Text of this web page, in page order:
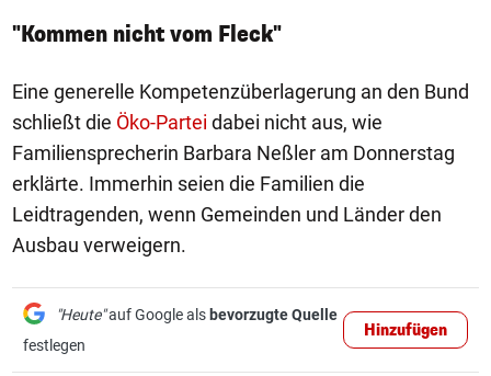
"Kommen nicht vom Fleck"
Eine generelle Kompetenzüberlagerung an den Bund
schließt die Öko-Partei dabei nicht aus, wie
Familiensprecherin Barbara Neßler am Donnerstag
erklärte. Immerhin seien die Familien die
Leidtragenden, wenn Gemeinden und Länder den
Ausbau verweigern.
"Heute"auf Google als bevorzugte Quelle
festlegen
Hinzufügen